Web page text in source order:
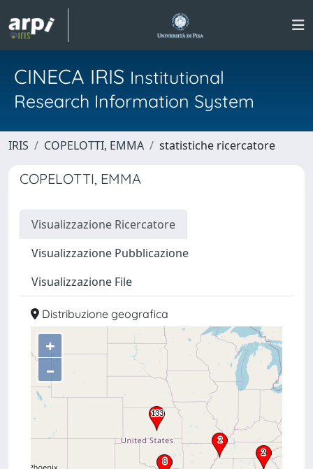
CINECA IRIS Institutional
Research Information System
IRIS COPELOTTI, EMMA statistiche ricercatore
COPELOTTI, EMMA
Visualizzazione Ricercatore
Visualizzazione Pubblicazione
Visualizzazione File
Distribuzione geografica
+
–